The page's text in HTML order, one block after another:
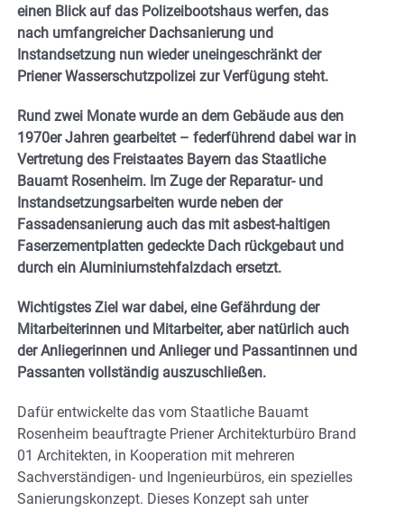
einen Blick auf das Polizeibootshaus werfen, das
nach umfangreicher Dachsanierung und
Instandsetzung nun wieder uneingeschränkt der
Priener Wasserschutzpolizei zur Verfügung steht.
Rund zwei Monate wurde an dem Gebäude aus den
1970er Jahren gearbeitet – federführend dabei war in
Vertretung des Freistaates Bayern das Staatliche
Bauamt Rosenheim. Im Zuge der Reparatur- und
Instandsetzungsarbeiten wurde neben der
Fassadensanierung auch das mit asbest-haltigen
Faserzementplatten gedeckte Dach rückgebaut und
durch ein Aluminiumstehfalzdach ersetzt.
Wichtigstes Ziel war dabei, eine Gefährdung der
Mitarbeiterinnen und Mitarbeiter, aber natürlich auch
der Anliegerinnen und Anlieger und Passantinnen und
Passanten vollständig auszuschließen.
Dafür entwickelte das vom Staatliche Bauamt
Rosenheim beauftragte Priener Architekturbüro Brand
01 Architekten, in Kooperation mit mehreren
Sachverständigen- und Ingenieurbüros, ein spezielles
Sanierungskonzept. Dieses Konzept sah unter